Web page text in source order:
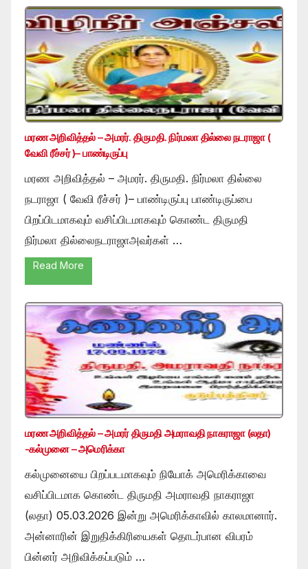
மரண அறிவித்தல் – அமரர். திருமதி. நிர்மலா தில்லை நடராஜா (
வேவி ரீச்சர் )– பாண்டிருப்பு
மரண அறிவித்தல் – அமரர். திருமதி. நிர்மலா தில்லை
நடராஜா ( வேவி ரீச்சர் )– பாண்டிருப்பு பாண்டிருப்பை
பிறப்பிடமாகவும் வசிப்பிடமாகவும் கொண்ட திருமதி
நிர்மலா தில்லைநடராஜாஅவர்கள் …
Read More
மரண அறிவித்தல் – அமரர் திருமதி அமராவதி நாகராஜா (லதா)
-கல்முனை – அமெரிக்கா
கல்முனையை பிறப்படமாகவும் நியோக் அமெரிக்காவை
வசிப்பிடமாக கொண்ட திருமதி அமராவதி நாகராஜா
(லதா) 05.03.2026 இன்று அமெரிக்காவில் காலமானார்.
அன்னாரின் இறுதிக்கிரியைகள் தொடர்பான விபரம்
பின்னர் அறிவிக்கப்படும் …